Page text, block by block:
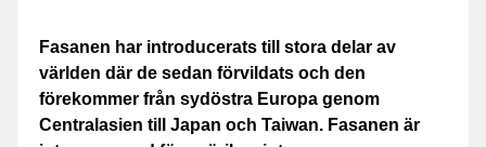
Fasanen har introducerats till stora delar av
världen där de sedan förvildats och den
förekommer från sydöstra Europa genom
Centralasien till Japan och Taiwan. Fasanen är